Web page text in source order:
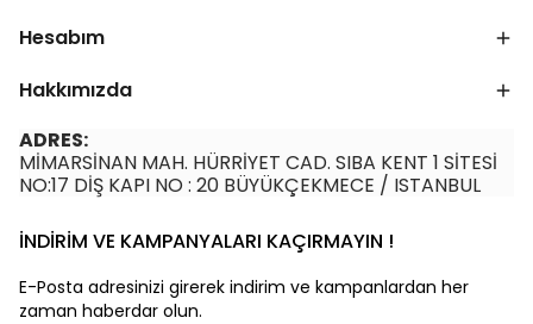
Hesabım
Hakkımızda
ADRES:
MİMARSİNAN MAH. HÜRRİYET CAD. SIBA KENT 1 SİTESİ
NO:17 DİŞ KAPI NO : 20 BÜYÜKÇEKMECE / ISTANBUL
İNDİRİM VE KAMPANYALARI KAÇIRMAYIN !
E-Posta adresinizi girerek indirim ve kampanlardan her
zaman haberdar olun.